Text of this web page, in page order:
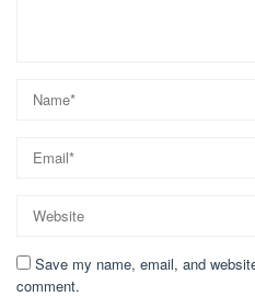
Save my name, email, and
comment.